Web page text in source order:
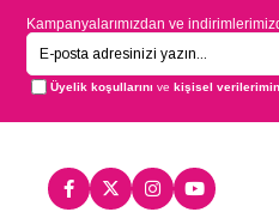
Kampanyalarımızdan ve
Üyelik koşullarını vekişisel verilerimin